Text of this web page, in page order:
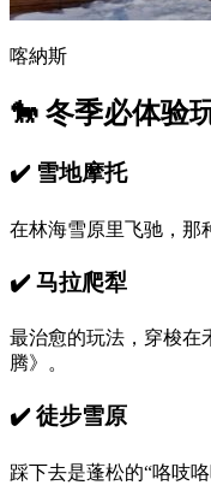
喀納斯
🐎 冬季必体验
✔️ 雪地摩托
在林海雪原里飞驰，那
✔️马拉爬犁
最治愈的玩法，穿梭在
腾》。
✔️徒步雪原
踩下去是蓬松的“咯吱咯